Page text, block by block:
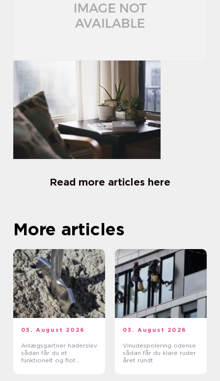
Read more articles here
More articles
05. August 2026
Anlægsgartner haderslev
sådan får du et
funktionelt og flot
03. August 2026
Vinudespolering odense
sådan får du klare ruder
året rundt